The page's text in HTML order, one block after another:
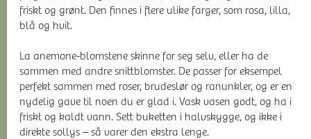
friskt og grønt. Den finnes i flere ulike farger, som rosa, lilla,
blå og hvit.
La anemone-blomstene skinne for seg selv, eller ha de
sammen med andre snittblomster. De passer for eksempel
perfekt sammen med roser, brudeslør og ranunkler, og er en
nydelig gave til noen du er glad i. Vask vasen godt, og ha i
friskt og kaldt vann. Sett buketten i halvskygge, og ikke i
direkte sollys – så varer den ekstra lenge.